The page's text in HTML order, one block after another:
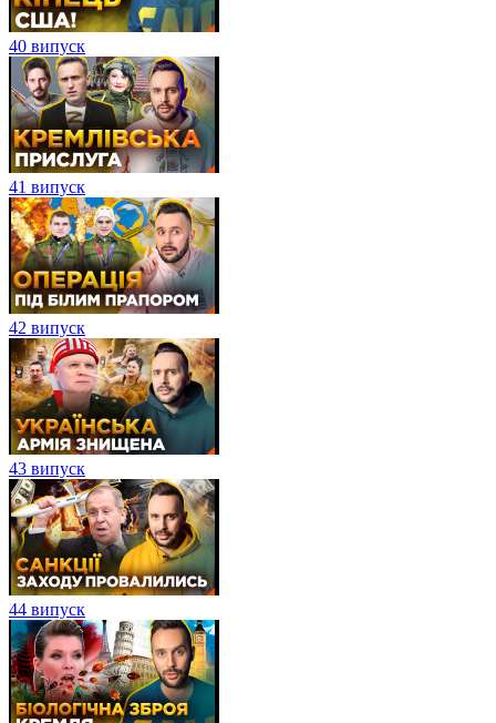
40 випуск
41 випуск
42 випуск
43 випуск
44 випуск